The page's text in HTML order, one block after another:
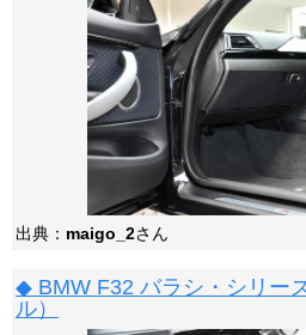
出典： maigo_2さん
◆ BMW F32 バラシ・シリー
ル）